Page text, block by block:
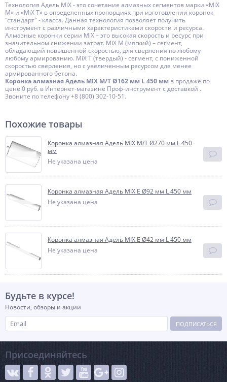
Технология Адель MiX - это сочетание алмазных сегментов марки «MiX
М» и «MiX Т» в определенных пропорциях при изготовлении коронок
"стандарт" - класса. Данная технология позволяет получить
инструмент с различными характеристиками скорости и ресурса.
Алмазные коронки серии MiX – это высокая скорость и ресурс при
значительном снижении затрат. MiX М (мягкий) – сегмент,
обладающий повышенной скоростью, для сверления по любому
любому армированию. МiX Т (твердый) - сегмент, с пониженной
скоростью сверления, но с увеличенным ресурсом для менее
армированного бетона.
Коронка алмазная Адель MIX M/T Ø162 мм L 450 мм в продаже по
цене 0 руб. в Интернет-магазине Проф-инструмент с доставкой .
Звоните по телефону +8 (800) 302-10-51.
Похожие товары
Коронка алмазная Адель MIX M/T Ø270 мм L 450
мм
Не указана цена
Коронка алмазная Адель MIX E Ø92 мм L 450 мм
Не указана цена
Коронка алмазная Адель MIX E Ø42 мм L 450 мм
Не указана цена
Будьте в курсе!
Новости, обзоры и акции
ПОДПИСАТЬСЯ
Присоединяйтесь